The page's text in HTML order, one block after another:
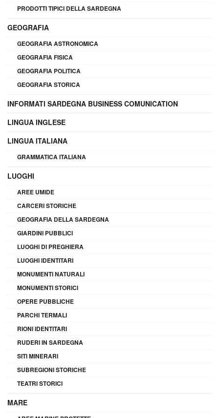
PRODOTTI TIPICI DELLA SARDEGNA
GEOGRAFIA
GEOGRAFIA ASTRONOMICA
GEOGRAFIA FISICA
GEOGRAFIA POLITICA
GEOGRAFIA STORICA
INFORMATI SARDEGNA BUSINESS COMUNICATION
LINGUA INGLESE
LINGUA ITALIANA
GRAMMATICA ITALIANA
LUOGHI
AREE UMIDE
CARCERI STORICHE
GEOGRAFIA DELLA SARDEGNA
GIARDINI PUBBLICI
LUOGHI DI PREGHIERA
LUOGHI IDENTITARI
MONUMENTI NATURALI
MONUMENTI STORICI
OPERE PUBBLICHE
PARCHI TERMALI
RIONI IDENTITARI
RUDERI IN SARDEGNA
SITI MINERARI
SUBREGIONI STORICHE
TEATRI STORICI
MARE